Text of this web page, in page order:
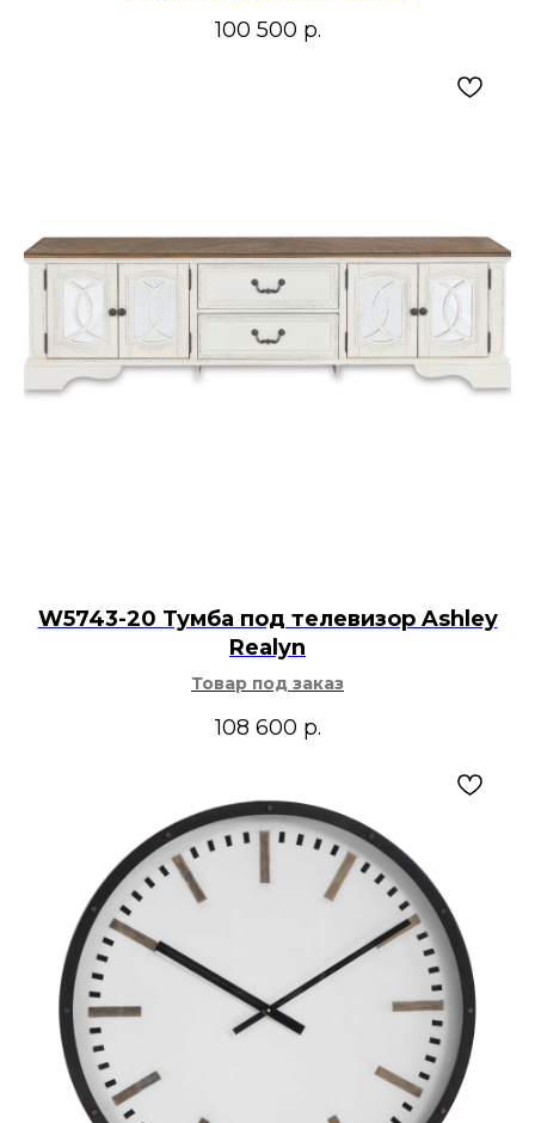
100 500 р.
W5743-20 Тумба под телевизор Ashley
Realyn
Товар под заказ
108 600 р.